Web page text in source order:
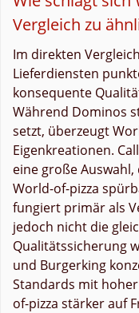
Vergleich zu
Im direkten
Lieferdiensten
konsequente
Während Dominos
setzt, überzeugt
Eigenkreationen.
eine große
World-of-pizza
fungiert primär als
jedoch nicht die
Qualitätssicherung
und Burgerking
Standards mit
of-pizza stärker auf